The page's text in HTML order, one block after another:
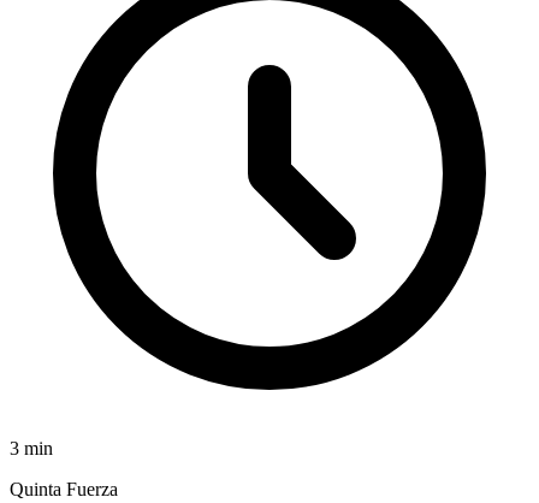
3 min
Quinta Fuerza